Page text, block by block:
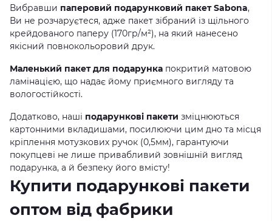
Вибравши паперовий подарунковий пакет Sabona,
Ви не розчаруєтеся, адже пакет зібраний із щільного
крейдованого паперу (170гр/м²), на який нанесено
якісний повнокольоровий друк.
Маленький пакет для подарунка покритий матовою
ламінацією, що надає йому приємного вигляду та
вологостійкості.
Додатково, наші подарункові пакети зміцнюються
картонними вкладишами, посилюючи цим дно та місця
кріплення мотузкових ручок (0,5мм), гарантуючи
покупцеві не лише привабливий зовнішній вигляд
подарунка, а й безпеку його вмісту!
Купити подарункові пакети
оптом від фабрики